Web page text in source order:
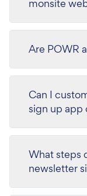
monsite
Are POWR
Can I
sign up app
What steps
newsletter